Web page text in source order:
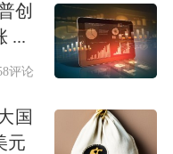
需求，很多中
受教育水平非常
，这一人力资
创
...
评论
国
元